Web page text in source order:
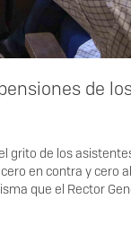
de
grito de los
en contra y cero
que el Rector